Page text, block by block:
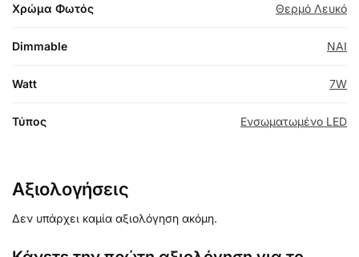
Χρώμα Φωτός Θερμό Λευκό
Dimmable NAI
Watt 7W
Τύπος Ενσωματωμένο LED
Αξιολογήσεις
Δεν υπάρχει καμία αξιολόγηση ακόμη.